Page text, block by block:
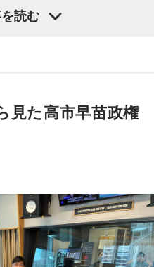
入場不可。
るチケットを後日、限定枚
WHEEL 2026事務局
音楽事務所/キョードー大
ンドクリエーター/清水音泉/
阪/ページ・ワン/夢番地）
/ CONPASS / DROP / FANJ
ン工場 / JANUS / OSAKA
通し券） ￥12,000
（全会場共通・各日1日
道を志した理由を、教えて
に学んだことでプロの世
えてください。
週一回コメントを貰ってい
て日々の練習の質の向上に
）9ヶ月前。高市早苗政権が
んじゃないか、という気が
統治の手法というか。要
大臣って特に昔は派閥の
がなって。総理大臣に就
相当、あったわけです。知
とは言いません。でもそれ
人の話を聴くべきではない
読む
見た高市早苗政権